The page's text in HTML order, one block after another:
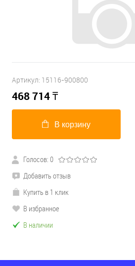
Артикул: 15116-900800
468 714₸
В корзину
Голосов: 0
Добавить отзыв
Купить в 1 клик
В избранное
В наличии